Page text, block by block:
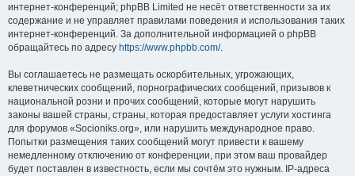
интернет-конференций; phpBB Limited не несёт ответственности за их
содержание и не управляет правилами поведения и использования таких
интернет-конференций. За дополнительной информацией о phpBB
обращайтесь по адресу https://www.phpbb.com/.
Вы соглашаетесь не размещать оскорбительных, угрожающих,
клеветнических сообщений, порнографических сообщений, призывов к
национальной розни и прочих сообщений, которые могут нарушить
законы вашей страны, страны, которая предоставляет услуги хостинга
для форумов «Socioniks.org», или нарушить международное право.
Попытки размещения таких сообщений могут привести к вашему
немедленному отключению от конференции, при этом ваш провайдер
будет поставлен в известность, если мы сочтём это нужным. IP-адреса